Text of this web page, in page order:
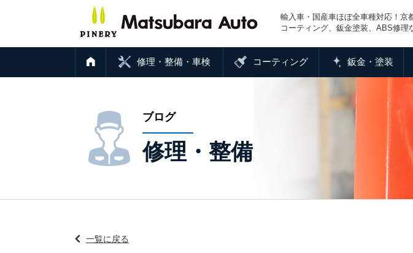
輸入車・国産車ほぼ全車種対応！京
コーティング、鈑金塗装、ABS修理
修理・整備・車検 コーティング 鈑金・塗装
ブログ
修理・整備
一覧に戻る